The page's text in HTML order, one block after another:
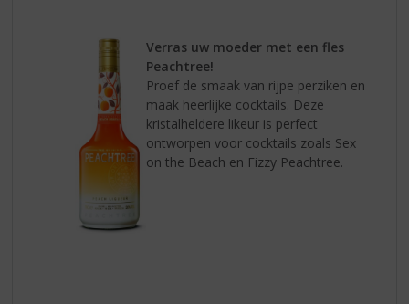
Verras uw moeder met een fles
Peachtree!
Proef de smaak van rijpe perziken en
maak heerlijke cocktails. Deze
kristalheldere likeur is perfect
ontworpen voor cocktails zoals Sex
on the Beach en Fizzy Peachtree.